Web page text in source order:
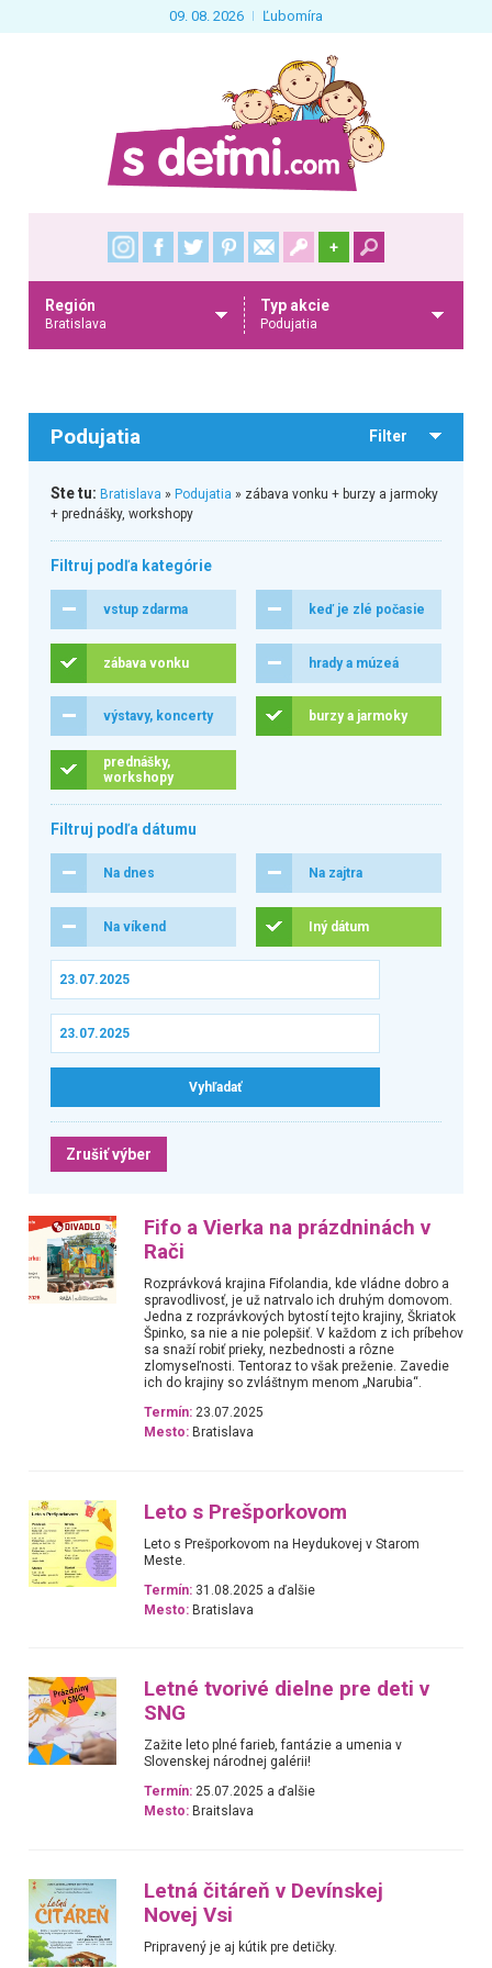
09. 08. 2026 Ľubomíra
+
Región
Bratislava
Typ akcie
Podujatia
Podujatia Filter
Ste tu: Bratislava » Podujatia » zábava vonku + burzy a jarmoky
+ prednášky, workshopy
Filtruj podľa kategórie
vstup zdarma keď je zlé počasie
zábava vonku hrady a múzeá
výstavy, koncerty burzy a jarmoky
prednášky,
workshopy
Filtruj podľa dátumu
Na dnes Na zajtra
Na víkend Iný dátum
Zrušiť výber
Fifo a Vierka na prázdninách v
Rači
Rozprávková krajina Fifolandia, kde vládne dobro a
spravodlivosť, je už natrvalo ich druhým domovom.
Jedna z rozprávkových bytostí tejto krajiny, Škriatok
Špinko, sa nie a nie polepšiť. V každom z ich príbehov
sa snaží robiť prieky, nezbednosti a rôzne
zlomyseľnosti. Tentoraz to však preženie. Zavedie
ich do krajiny so zvláštnym menom „Narubia“.
Termín: 23.07.2025
Mesto: Bratislava
Leto s Prešporkovom
Leto s Prešporkovom na Heydukovej v Starom
Meste.
Termín: 31.08.2025 a ďalšie
Mesto: Bratislava
Letné tvorivé dielne pre deti v
SNG
Zažite leto plné farieb, fantázie a umenia v
Slovenskej národnej galérii!
Termín: 25.07.2025 a ďalšie
Mesto: Braitslava
Letná čitáreň v Devínskej
Novej Vsi
Pripravený je aj kútik pre detičky.